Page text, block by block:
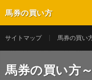
馬券の買い方
サイトマップ 馬券の買い
馬券の買い方